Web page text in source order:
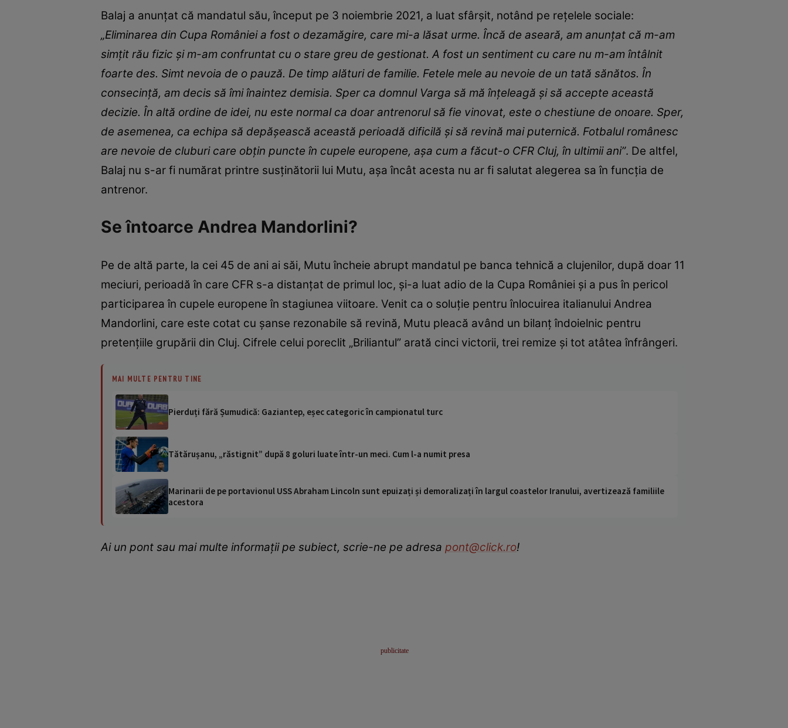
Balaj a anunțat că mandatul său, început pe 3 noiembrie 2021, a luat sfârșit, notând pe rețelele sociale:
„Eliminarea din Cupa României a fost o dezamăgire, care mi-a lăsat urme. Încă de aseară, am anunțat că m-am
simțit rău fizic și m-am confruntat cu o stare greu de gestionat. A fost un sentiment cu care nu m-am întâlnit
foarte des. Simt nevoia de o pauză. De timp alături de familie. Fetele mele au nevoie de un tată sănătos. În
consecință, am decis să îmi înaintez demisia. Sper ca domnul Varga să mă înțeleagă și să accepte această
decizie. În altă ordine de idei, nu este normal ca doar antrenorul să fie vinovat, este o chestiune de onoare. Sper,
de asemenea, ca echipa să depășească această perioadă dificilă și să revină mai puternică. Fotbalul românesc
are nevoie de cluburi care obțin puncte în cupele europene, așa cum a făcut-o CFR Cluj, în ultimii ani”. De altfel,
Balaj nu s-ar fi numărat printre susținătorii lui Mutu, așa încât acesta nu ar fi salutat alegerea sa în funcția de
antrenor.
Se întoarce Andrea Mandorlini?
Pe de altă parte, la cei 45 de ani ai săi, Mutu încheie abrupt mandatul pe banca tehnică a clujenilor, după doar 11
meciuri, perioadă în care CFR s-a distanțat de primul loc, și-a luat adio de la Cupa României și a pus în pericol
participarea în cupele europene în stagiunea viitoare. Venit ca o soluție pentru înlocuirea italianului Andrea
Mandorlini, care este cotat cu șanse rezonabile să revină, Mutu pleacă având un bilanț îndoielnic pentru
pretențiile grupării din Cluj. Cifrele celui poreclit „Briliantul” arată cinci victorii, trei remize și tot atâtea înfrângeri.
MAI MULTE PENTRU TINE
Pierduți fără Șumudică: Gaziantep, eșec categoric în campionatul turc
Tătărușanu, „răstignit” după 8 goluri luate într-un meci. Cum l-a numit presa
Marinarii de pe portavionul USS Abraham Lincoln sunt epuizați și demoralizați în largul coastelor Iranului, avertizează familiile
acestora
Ai un pont sau mai multe informații pe subiect, scrie-ne pe adresa pont@click.ro!